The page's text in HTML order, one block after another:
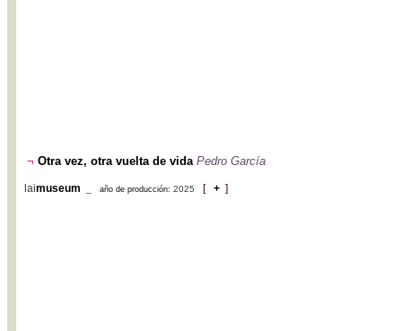
¬ Otra vez, otra vuelta de vida Pedro García
laimuseum año de producción: 2025 [ + ]